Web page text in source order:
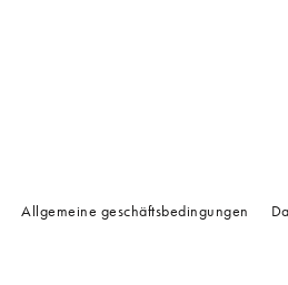
Allgemeine geschäftsbedingungen